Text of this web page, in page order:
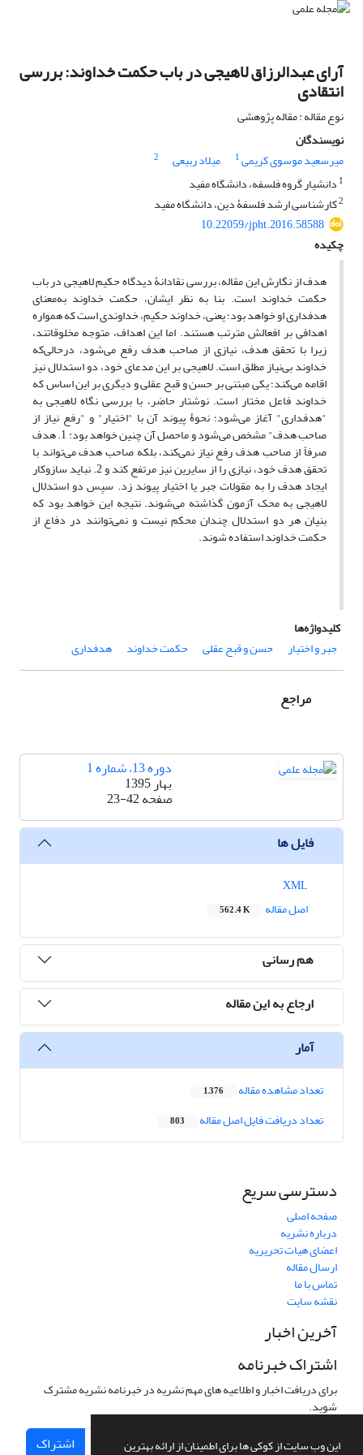
این وب سایت از کوکی ها برای اطمینان از ارائه بهترین
آرای عبدالرزاق لاهیجی در باب حکمت خداوند: بررسی
انتقادی
نوع مقاله : مقاله پژوهشی
نویسندگان
میرسعید موسوی کریمی1 میلاد ربیعی
2
1 دانشیار گروه فلسفه، دانشگاه مفید
2کارشناسی ارشد فلسفۀ دین، دانشگاه مفید
10.22059/jpht.2016.58588
چکیده
هدف از نگارش این مقاله، بررسی نقادانۀ دیدگاه حکیم لاهیجی در باب
حکمت خداوند است. بنا به نظر ایشان، حکمت خداوند به‌معنای
هدفداری او خواهد بود؛ یعنی، خداوند حکیم، خداوندی است که همواره
اهدافی بر افعالش مترتب هستند. اما این اهداف، متوجه مخلوقاتند،
زیرا با تحقق هدف، نیازی از صاحب هدف رفع می‌شود، درحالی‌که
خداوند بی‌نیاز مطلق است. لاهیجی بر این مدعای خود، دو استدلال نیز
اقامه می‌کند؛ یکی مبتنی بر حسن و قبح عقلی و دیگری بر این اساس که
خداوند فاعل مختار است. نوشتار حاضر، با بررسی نگاه لاهیجی به
"هدفداری" آغاز می‌شود؛ نحوۀ پیوند آن با "اختیار" و "رفع نیاز از
صاحب هدف" مشخص می‌شود و ماحصل آن چنین خواهد بود: 1. هدف
صرفاً از صاحب هدف رفع نیاز نمی‌کند، بلکه صاحب هدف می‌تواند با
تحقق هدف خود، نیازی را از سایرین نیز مرتفع کند و 2. نباید سازوکار
ایجاد هدف را به مقولات جبر یا اختیار پیوند زد. سپس دو استدلال
لاهیجی به محک آزمون گذاشته می‌شوند. نتیجه این خواهد بود که
بنیان هر دو استدلال چندان محکم نیست و نمی‌توانند در دفاع از
حکمت خداوند استفاده شوند.
کلیدواژه‌ها
جبر و اختیار
حسن و قبح عقلی حکمت خداوند هدفداری
مراجع
دوره 13، شماره 1
بهار 1395
صفحه23-42
فایل ها
اصل مقاله
562.4 K
هم رسانی
ارجاع به این مقاله
آمار
تعداد مشاهده مقاله 1,376
تعداد دریافت فایل اصل مقاله 803
دسترسی سریع
صفحه اصلی
درباره نشریه
اعضای هیات تحریریه
ارسال مقاله
تماس با ما
نقشه سایت
آخرین اخبار
اشتراک خبرنامه
برای دریافت اخبار و اطلاعیه های مهم نشریه در خبرنامه نشریه مشترک
شوید.
اشتراک